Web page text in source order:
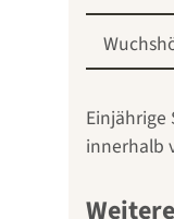
Einjährige
innerhalb